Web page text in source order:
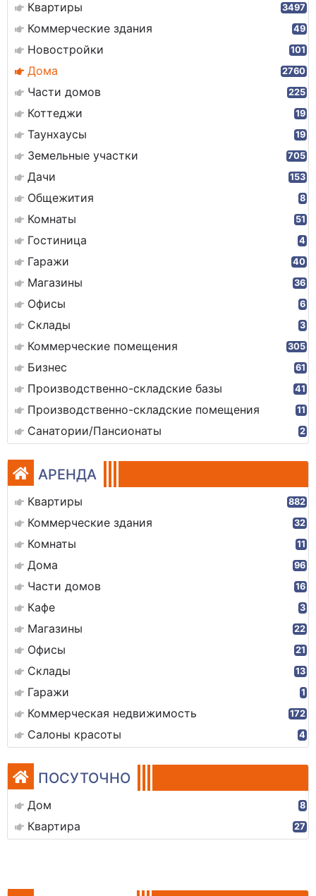
Квартиры 3497
Коммерческие здания 49
Новостройки 101
Дома 2760
Части домов 225
Коттеджи 19
Таунхаусы 19
Земельные участки 705
Дачи 153
Общежития 8
Комнаты 51
Гостиница 4
Гаражи 40
Магазины 36
Офисы 6
Склады 3
Коммерческие помещения 305
Бизнес 61
Производственно-складские базы 41
Производственно-складские помещения 11
Санатории/Пансионаты 2
АРЕНДА
Квартиры 882
Коммерческие здания 32
Комнаты 11
Дома 96
Части домов 16
Кафе 3
Магазины 22
Офисы 21
Склады 13
Гаражи 1
Коммерческая недвижимость 172
Салоны красоты 4
ПОСУТОЧНО
Дом 8
Квартира 27